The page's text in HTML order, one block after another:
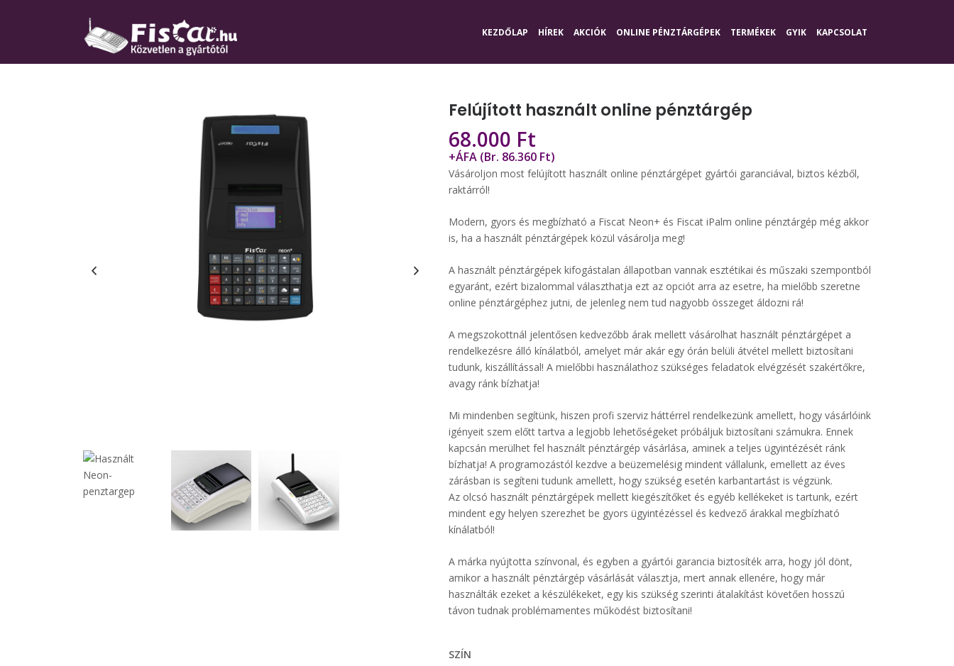
KEZDŐLAP HÍREK AKCIÓK ONLINE PÉNZTÁRGÉPEK TERMÉKEK GYIK KAPCSOLAT
Felújított használt online pénztárgép
68.000 Ft
+ÁFA (Br. 86.360 Ft)
Vásároljon most felújított használt online pénztárgépet gyártói garanciával, biztos kézből,
raktárról!
Modern, gyors és megbízható a Fiscat Neon+ és Fiscat iPalm online pénztárgép még akkor
is, ha a használt pénztárgépek közül vásárolja meg!
A használt pénztárgépek kifogástalan állapotban vannak esztétikai és műszaki szempontból
egyaránt, ezért bizalommal választhatja ezt az opciót arra az esetre, ha mielőbb szeretne
online pénztárgéphez jutni, de jelenleg nem tud nagyobb összeget áldozni rá!
A megszokottnál jelentősen kedvezőbb árak mellett vásárolhat használt pénztárgépet a
rendelkezésre álló kínálatból, amelyet már akár egy órán belüli átvétel mellett biztosítani
tudunk, kiszállítással! A mielőbbi használathoz szükséges feladatok elvégzését szakértőkre,
avagy ránk bízhatja!
Mi mindenben segítünk, hiszen profi szerviz háttérrel rendelkezünk amellett, hogy vásárlóink
igényeit szem előtt tartva a legjobb lehetőségeket próbáljuk biztosítani számukra. Ennek
kapcsán merülhet fel használt pénztárgép vásárlása, aminek a teljes ügyintézését ránk
bízhatja! A programozástól kezdve a beüzemelésig mindent vállalunk, emellett az éves
zárásban is segíteni tudunk amellett, hogy szükség esetén karbantartást is végzünk.
Az olcsó használt pénztárgépek mellett kiegészítőket és egyéb kellékeket is tartunk, ezért
mindent egy helyen szerezhet be gyors ügyintézéssel és kedvező árakkal megbízható
kínálatból!
A márka nyújtotta színvonal, és egyben a gyártói garancia biztosíték arra, hogy jól dönt,
amikor a használt pénztárgép vásárlását választja, mert annak ellenére, hogy már
használták ezeket a készülékeket, egy kis szükség szerinti átalakítást követően hosszú
távon tudnak problémamentes működést biztosítani!
SZÍN